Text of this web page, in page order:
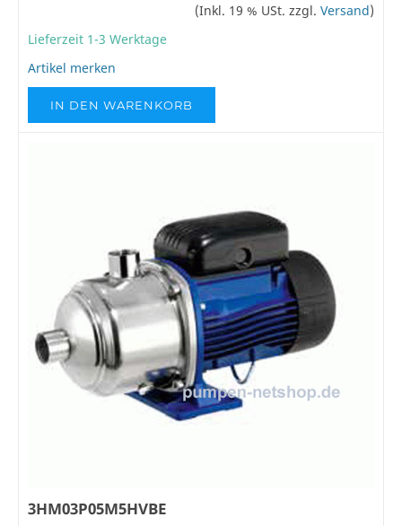
(Inkl. 19 % USt. zzgl. Versand)
Lieferzeit 1-3 Werktage
Artikel merken
IN DEN WARENKORB
3HM03P05M5HVBE